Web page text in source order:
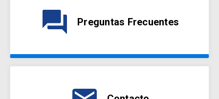
question_answer Preguntas Frecuentes